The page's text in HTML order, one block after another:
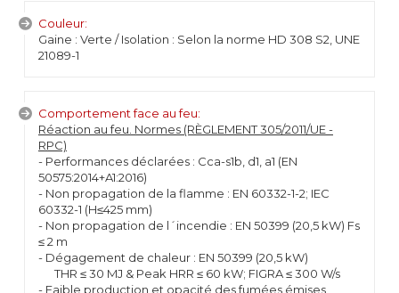
Couleur:
Gaine : Verte / Isolation : Selon la norme HD 308 S2, UNE
21089-1
Comportement face au feu:
Réaction au feu. Normes (RÈGLEMENT 305/2011/UE -
RPC)
- Performances déclarées : Cca-s1b, d1, a1 (EN
50575:2014+A1:2016)
- Non propagation de la flamme : EN 60332-1-2; IEC
60332-1 (H≤425 mm)
- Non propagation de l´incendie : EN 50399 (20,5 kW) Fs
≤ 2 m
- Dégagement de chaleur : EN 50399 (20,5 kW)
THR ≤ 30 MJ & Peak HRR ≤ 60 kW; FIGRA ≤ 300 W/s
- Faible production et opacité des fumées émises